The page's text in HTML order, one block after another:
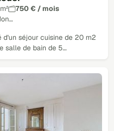
750 € / mois
séjour cuisine de 20 m2
salle de bain de 5…